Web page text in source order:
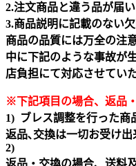
2.注文商品と違う品が届
3.商品説明に記載のない
商品の品質には万全の注
中に下記のような事故が
店負担にて対応させてい
※下記項目の場合、返品
1) ブレス調整を行った商
返品､交換は一切お受け出
2)
返品・交換の場合、送料